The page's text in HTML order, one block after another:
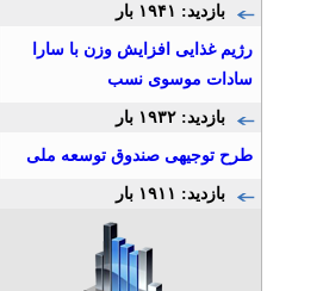
» آگهی برنزی (توان ۱)
وکیل خانواده و حضانت فوری
– دادگستر نصر
موسسه حقوقی دادگستر نصر
» آگهی برنزی (توان ۱)
وکیل املاک و مستغلات –
موسسه حقوقی دادگستر نصر
بازدید: ۱۹۴۱ بار
رژیم غذایی افزایش وزن با سارا
سادات موسوی نسب
بازدید: ۱۹۳۲ بار
طرح توجیهی صندوق توسعه ملی
بازدید: ۱۹۱۱ بار